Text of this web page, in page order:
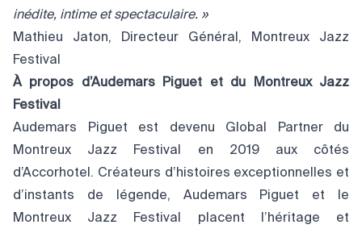
inédite, intime et spectaculaire. »
Mathieu Jaton, Directeur Général, Montreux Jazz
Festival
À propos d’Audemars Piguet et du Montreux Jazz
Festival
Audemars Piguet est devenu Global Partner du
Montreux Jazz Festival en 2019 aux côtés
d’Accorhotel. Créateurs d’histoires exceptionnelles et
d’instants de légende, Audemars Piguet et le
Montreux Jazz Festival placent l’héritage et